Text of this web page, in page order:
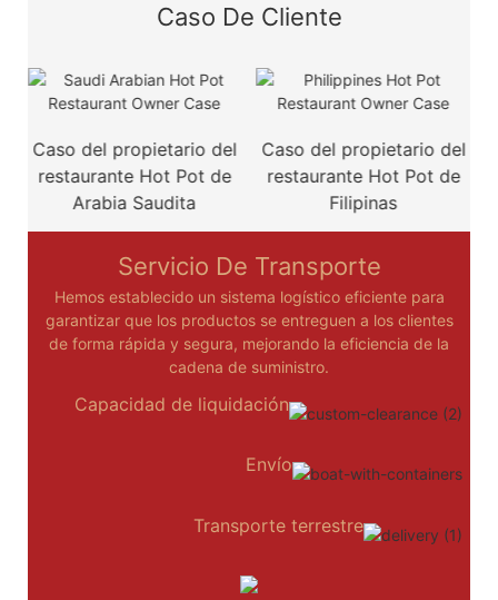
Caso De Cliente
Caso del propietario del
restaurante Hot Pot de
Arabia Saudita
Caso del propietario del
restaurante Hot Pot de
Filipinas
Servicio De Transporte
Hemos establecido un sistema logístico eficiente para
garantizar que los productos se entreguen a los clientes
de forma rápida y segura, mejorando la eficiencia de la
cadena de suministro.
Capacidad de liquidación
Envío
Transporte terrestre